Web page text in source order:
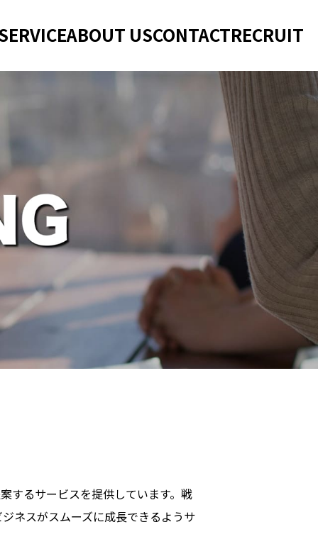
ABOUT USCONTACTRECRUIT
するサービスを提供しています。戦
ネスがスムーズに成長できるようサ